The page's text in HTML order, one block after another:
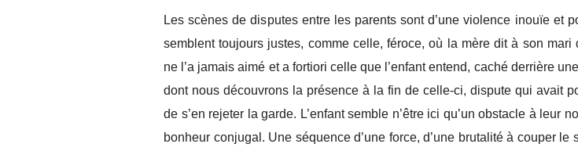
Les scènes de disputes entre les parents sont d’une violence inouïe et
semblent toujours justes, comme celle, féroce, où la mère dit à son mari
ne l’a jamais aimé et a fortiori celle que l’enfant entend, caché derrière
dont nous découvrons la présence à la fin de celle-ci, dispute qui avait
de s’en rejeter la garde. L’enfant semble n’être ici qu’un obstacle à leur
bonheur conjugal. Une séquence d’une force, d’une brutalité à couper le